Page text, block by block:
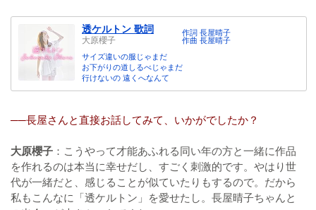
透ケルトン 歌詞
大原櫻子
作詞 長屋晴子
作曲 長屋晴子
サイズ違いの服じゃまだ
お下がりの道しるべじゃまだ
行けないの 遠くへなんて
──長屋さんと直接お話してみて、いかがでしたか？
大原櫻子 ：こうやって才能あふれる同い年の方と一緒に作品
を作れるのは本当に幸せだし、すごく刺激的です。やはり世
代が一緒だと、感じることが似ていたりもするので。だから
私もこんなに「透ケルトン」を愛せたし。長屋晴子ちゃんと